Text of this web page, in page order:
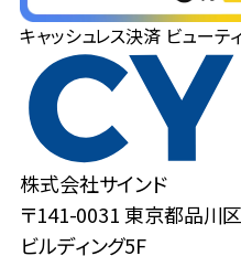
キャッシュレス決済 ビューテ
株式会社サインド
〒141-0031 東京都品川
ビルディング5F